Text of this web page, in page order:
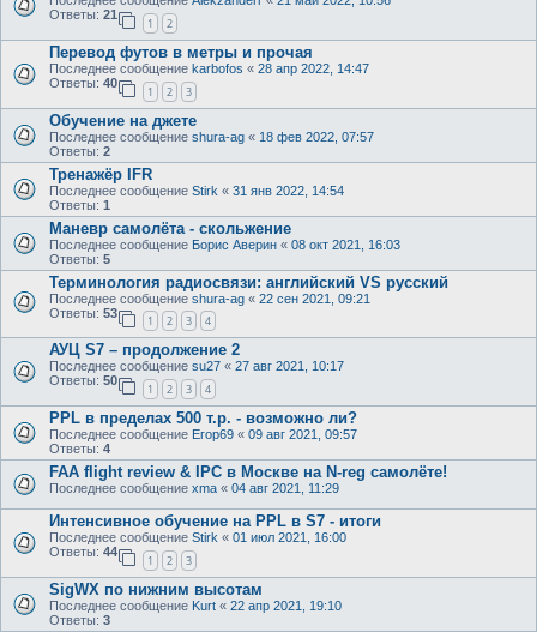
Ответы: 21
1 2
Перевод футов в метры и прочая
Последнее сообщение karbofos « 28 апр 2022, 14:47
Ответы: 40
1 2 3
Обучение на джете
Последнее сообщение shura-ag « 18 фев 2022, 07:57
Ответы: 2
Тренажёр IFR
Последнее сообщение Stirk « 31 янв 2022, 14:54
Ответы: 1
Маневр самолёта - скольжение
Последнее сообщение Борис Аверин « 08 окт 2021, 16:03
Ответы: 5
Терминология радиосвязи: английский VS русский
Последнее сообщение shura-ag « 22 сен 2021, 09:21
Ответы: 53
1 2 3 4
АУЦ S7 – продолжение 2
Последнее сообщение su27 « 27 авг 2021, 10:17
Ответы: 50
1 2 3 4
PPL в пределах 500 т.р. - возможно ли?
Последнее сообщение Егор69 « 09 авг 2021, 09:57
Ответы: 4
FAA flight review & IPC в Москве на N-reg самолёте!
Последнее сообщение xma « 04 авг 2021, 11:29
Интенсивное обучение на PPL в S7 - итоги
Последнее сообщение Stirk « 01 июл 2021, 16:00
Ответы: 44
1 2 3
SigWX по нижним высотам
Последнее сообщение Kurt « 22 апр 2021, 19:10
Ответы: 3